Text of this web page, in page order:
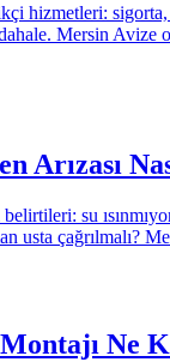
hizmetleri:
Mersin Avize
Arızası
belirtileri: su
usta çağrılmalı?
Ne